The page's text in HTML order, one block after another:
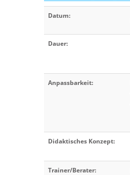
Datum:
Dauer:
Anpassbarkeit:
Didaktisches Konzept:
Trainer/Berater: